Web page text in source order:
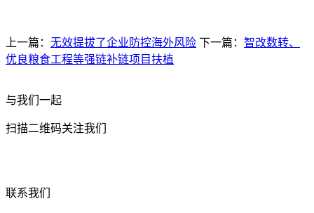
上一篇： 无效提拔了企业防控海外风险 下一篇： 智改数转、
优良粮食工程等强链补链项目扶植
与我们一起
扫描二维码关注我们
联系我们